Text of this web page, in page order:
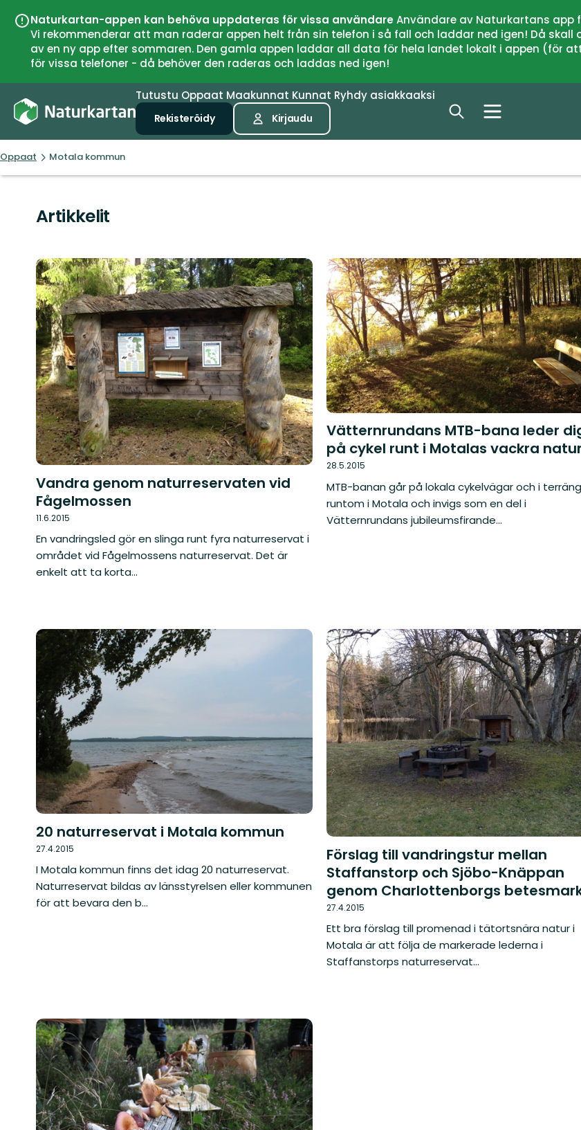
Naturkartan-appen kan behöva uppdateras för vissa användareAnvändare av Naturkartans app
Vi rekommenderar att man raderar appen helt från sin telefon i så fall och laddar ned igen! Då
av en ny app efter sommaren. Den gamla appen laddar all data för hela landet lokalt i appen (för
för vissa telefoner - då behöver den raderas och laddas ned igen!
Tutustu Oppaat Maakunnat Kunnat Ryhdy asiakkaaksi
Rekisteröidy Kirjaudu
Oppaat Motala kommun
Artikkelit
Vandra genom naturreservaten vid
Fågelmossen
11.6.2015
En vandringsled gör en slinga runt fyra naturreservat i
området vid Fågelmossens naturreservat. Det är
enkelt att ta korta...
Vätternrundans MTB-bana leder
på cykel runt i Motalas vackra natur
28.5.2015
MTB-banan går på lokala cykelvägar och i
runtom i Motala och invigs som en del i
Vätternrundans jubileumsfirande...
20 naturreservat i Motala kommun
27.4.2015
I Motala kommun finns det idag 20 naturreservat.
Naturreservat bildas av länsstyrelsen eller kommunen
för att bevara den b...
Förslag till vandringstur mellan
Staffanstorp och Sjöbo-Knäppan
genom Charlottenborgs
27.4.2015
Ett bra förslag till promenad i tätortsnära natur i
Motala är att följa de markerade lederna i
Staffanstorps naturreservat...